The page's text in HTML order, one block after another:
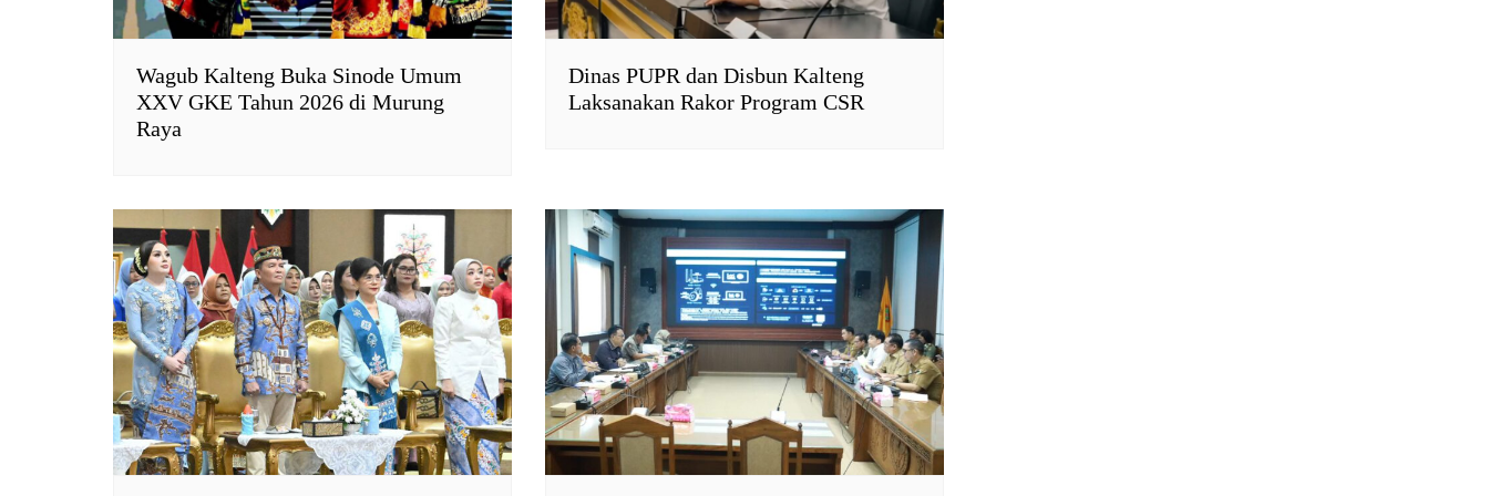
Wagub Kalteng Buka Sinode Umum
XXV GKE Tahun 2026 di Murung
Raya
Dinas PUPR dan Disbun Kalteng
Laksanakan Rakor Program CSR